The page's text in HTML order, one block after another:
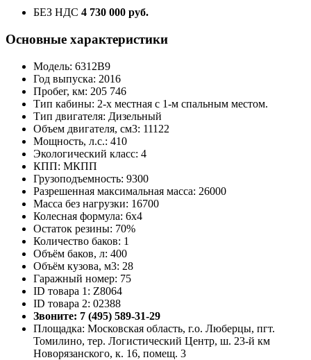
БЕЗ НДС 4 730 000 руб.
Основные характеристики
Модель: 6312B9
Год выпуска: 2016
Пробег, км: 205 746
Тип кабины: 2-х местная с 1-м спальным местом.
Тип двигателя: Дизельный
Объем двигателя, см3: 11122
Мощность, л.с.: 410
Экологический класс: 4
КПП: МКПП
Грузоподъемность: 9300
Разрешенная максимальная масса: 26000
Масса без нагрузки: 16700
Колесная формула: 6х4
Остаток резины: 70%
Количество баков: 1
Объём баков, л: 400
Объём кузова, м3: 28
Гаражный номер: 75
ID товара 1: Z8064
ID товара 2: 02388
Звоните: 7 (495) 589-31-29
Площадка: Московская область, г.о. Люберцы, пгт.
Томилино, тер. Логистический Центр, ш. 23-й км
Новорязанского, к. 16, помещ. 3